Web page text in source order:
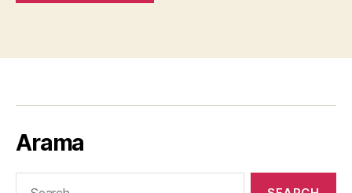
Arama